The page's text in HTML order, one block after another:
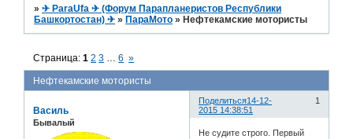
»✈ ParaUfa ✈ (Форум Парапланеристов Республики
Башкортостан) ✈ » ПараМото » Нефтекамские мотористы
Нефтекамские мотористы
Страница:1 2 3 6 »
Поделиться 1
14-12-
2015 14:38:51
Василь
Бывалый
Не судите строго. Первый